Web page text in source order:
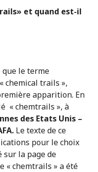
et quand est-il
que le terme
chemical trails »,
apparition. En
« chemtrails », à
des Etats Unis –
Le texte de ce
pour le choix
sur la page de
« chemtrails » a été